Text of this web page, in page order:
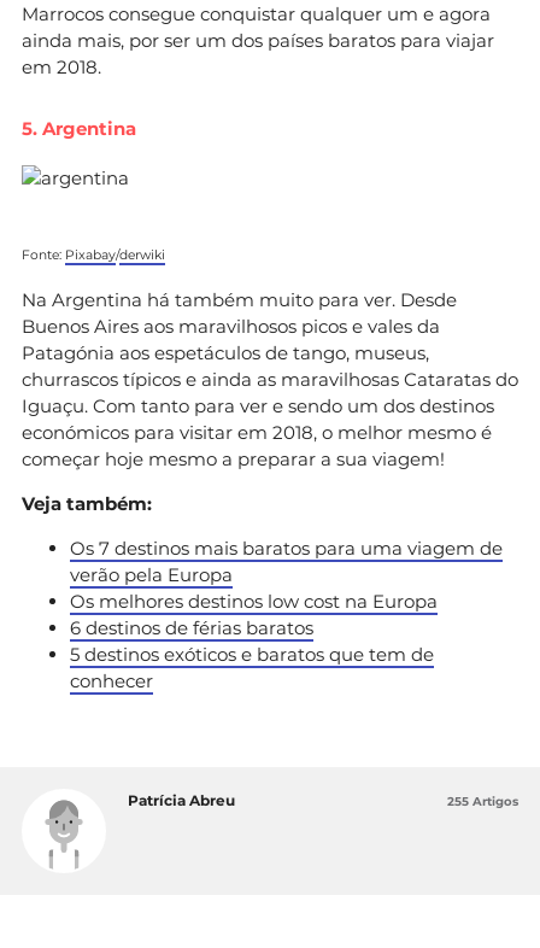
Marrocos consegue conquistar qualquer um e agora
ainda mais, por ser um dos países baratos para viajar
em 2018.
5. Argentina
Fonte: Pixabay/derwiki
Na Argentina há também muito para ver. Desde
Buenos Aires aos maravilhosos picos e vales da
Patagónia aos espetáculos de tango, museus,
churrascos típicos e ainda as maravilhosas Cataratas do
Iguaçu. Com tanto para ver e sendo um dos destinos
económicos para visitar em 2018, o melhor mesmo é
começar hoje mesmo a preparar a sua viagem!
Veja também:
Os 7 destinos mais baratos para uma viagem de
verão pela Europa
Os melhores destinos low cost na Europa
6 destinos de férias baratos
5 destinos exóticos e baratos que tem de
conhecer
Patrícia Abreu 255 Artigos